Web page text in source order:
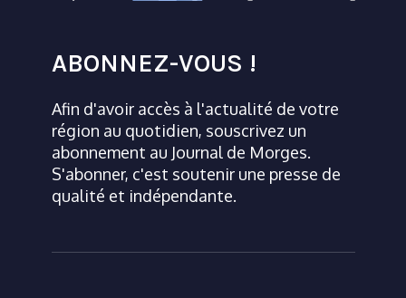
ABONNEZ-VOUS !
Afin d'avoir accès à l'actualité de votre
région au quotidien, souscrivez un
abonnement au Journal de Morges.
S'abonner, c'est soutenir une presse de
qualité et indépendante.